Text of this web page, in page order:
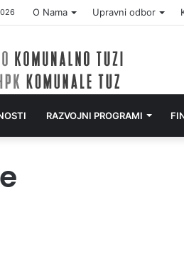
O Nama Upravni odbor
RAZVOJNI PROGRAMI